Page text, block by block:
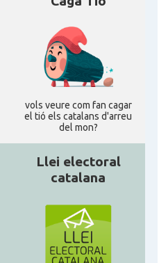
vols veure com fan cagar
el tió els catalans d'arreu
del mon?
Llei electoral
catalana